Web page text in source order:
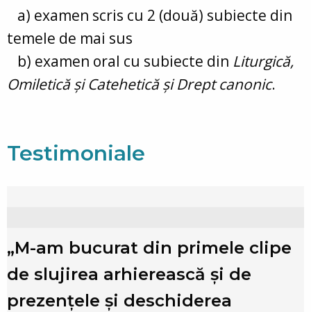
a) examen scris cu 2 (două) subiecte din
temele de mai sus
b) examen oral cu subiecte din Liturgică,
Omiletică și Catehetică și Drept canonic.
Testimoniale
„M-am bucurat din primele clipe
de slujirea arhierească şi de
prezențele şi deschiderea